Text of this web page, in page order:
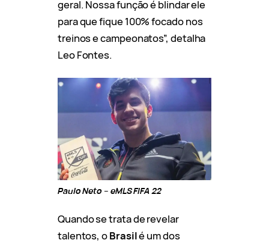
geral. Nossa função é blindar ele
para que fique 100% focado nos
treinos e campeonatos”, detalha
Leo Fontes.
Paulo Neto – eMLS FIFA 22
Quando se trata de revelar
talentos, oBrasilé um dos